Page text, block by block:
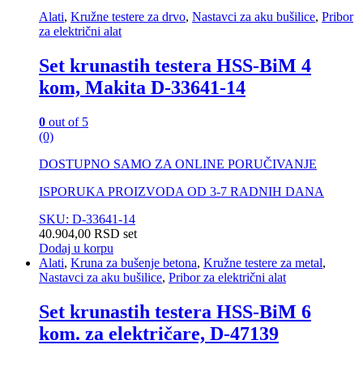
Alati, Kružne testere za drvo, Nastavci za aku bušilice, Pribor
za električni alat
Set krunastih testera HSS-BiM 4
kom, Makita D-33641-14
0 out of 5
(0)
DOSTUPNO SAMO ZA ONLINE PORUČIVANJE
ISPORUKA PROIZVODA OD 3-7 RADNIH DANA
SKU: D-33641-14
40.904,00 RSD set
Dodaj u korpu
Alati, Kruna za bušenje betona, Kružne testere za metal,
Nastavci za aku bušilice, Pribor za električni alat
Set krunastih testera HSS-BiM 6
kom. za električare, D-47139